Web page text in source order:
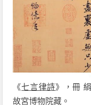
《七言律詩》，冊
故宮博物院藏。